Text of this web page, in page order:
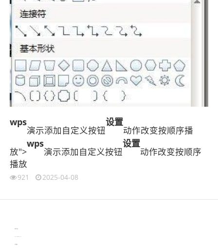
wps
演示添加自定义按钮
设置
动作改变按顺序播
放">
wps
演示添加自定义按钮
设置
动作改变按顺序
播放
921 2025-04-08